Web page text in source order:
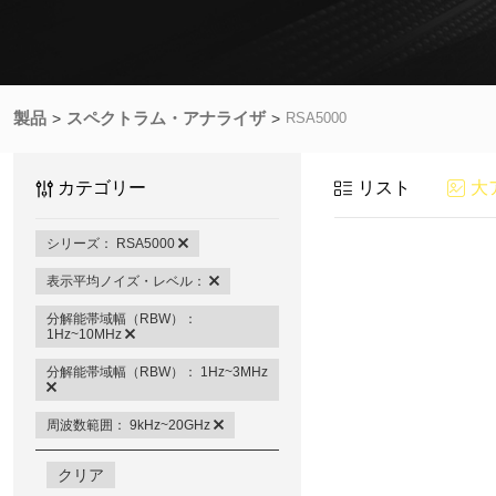
製品 スペクトラム・アナライザ RSA5000
カテゴリー
シリーズ： RSA5000
表示平均ノイズ・レベル：
分解能帯域幅（RBW）：
1Hz~10MHz
分解能帯域幅（RBW）： 1Hz~3MHz
周波数範囲： 9kHz~20GHz
クリア
リスト 大